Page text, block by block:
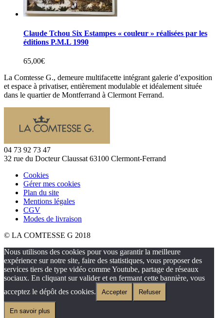
Claude Tchou Six Estampes « couleur » réalisées par les
éditions P.M.L 1990
65,00€
La Comtesse G., demeure multifacette intégrant galerie d’exposition
et espace à privatiser, entièrement modulable et idéalement située
dans le quartier de Montferrand à Clermont Ferrand.
04 73 92 73 47
32 rue du Docteur Claussat 63100 Clermont-Ferrand
Cookies
Gérer mes cookies
Plan du site
Mentions légales
CGV
Modes de livraison
© LA COMTESSE G 2018
Nous utilisons des cookies pour vous garantir la meilleure
expérience sur notre site, faire des statistiques, vous proposer des
services tiers de type vidéo comme Youtube, partage de réseaux
sociaux. En cliquant sur valider et en fermant cette bannière, vous
acceptez le dépôt des cookies.
Accepter Refuser
En savoir plus